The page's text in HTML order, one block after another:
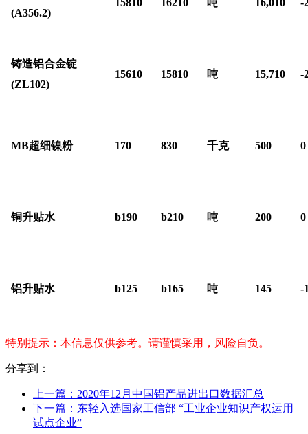
(A356.2)
15810 16210 吨 16,010 -
铸造铝合金锭
(ZL102)
15610 15810 吨 15,710 -
MB超细镍粉 170 830 千克 500 0
铜升贴水 b190 b210 吨 200 0
铝升贴水 b125 b165 吨 145 -
特别提示：本信息仅供参考。请谨慎采用，风险自负。
分享到：
上一篇： 2020年12月中国铝产品进出口数据汇总
下一篇： 东轻入选国家工信部 “工业企业知识产权运用
试点企业”